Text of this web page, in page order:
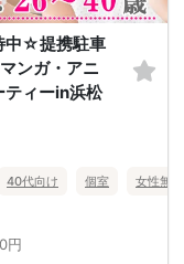
中☆提携駐車
ンガ・アニ
ティーin浜松
40代向け 個室 女性無料
円